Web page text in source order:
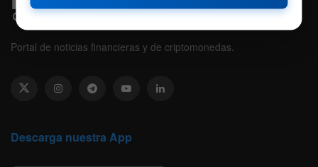
Portal de noticias financieras y de criptomonedas.
Descarga nuestra App